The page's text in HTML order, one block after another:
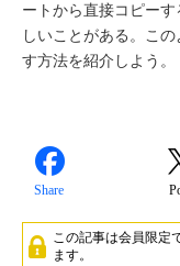
ートから直接コピー
しいことがある。こ
す方法を紹介しよう。
Share
この記事は会員限定
ます。